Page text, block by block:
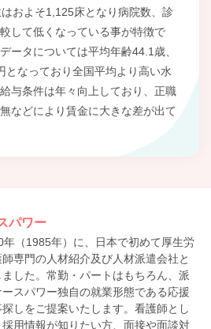
およそ1,125床となり病院数、診
して低くなっている事が特徴で
ータについては平均年齢44.1歳、
となっており全国平均より高い水
与条件は年々向上しており、正職
などにより賃金に大きな差が出て
パワー
年（1985年）に、日本で初めて厚生労
専門の人材紹介及び人材派遣会社と
した。常勤・パートはもちろん、派
スパワー独自の就業形態である応援
しをご提案いたします。看護師とし
用情報が知りたい方、面接や面談対